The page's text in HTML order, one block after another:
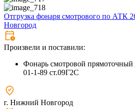
Отгрузка фонаря смотрового по АТК
Новгород
Произвели и поставили:
Фонарь смотровой
01-1-89 ст.09Г2С
г. Нижний Новгород